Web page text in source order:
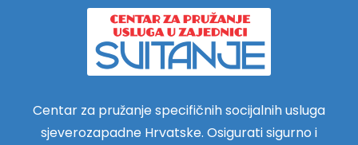
Centar za pružanje specifičnih socijalnih usluga
sjeverozapadne Hrvatske. Osigurati sigurno i